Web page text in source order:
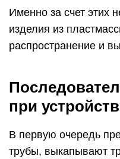
Именно за счет этих
изделия из
распространение и
при
В первую очередь
трубы, выкапывают